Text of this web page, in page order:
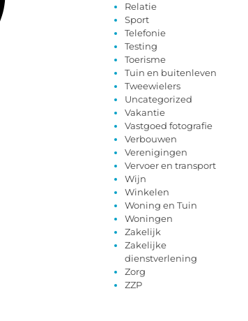
Relatie
Sport
Telefonie
Testing
Toerisme
Tuin en buitenleven
Tweewielers
Uncategorized
Vakantie
Vastgoed fotografie
Verbouwen
Verenigingen
Vervoer en transport
Wijn
Winkelen
Woning en Tuin
Woningen
Zakelijk
Zakelijke
dienstverlening
Zorg
ZZP